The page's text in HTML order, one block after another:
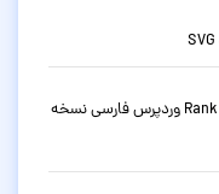
دانلود افزونه سئو حرفه ای رنک مث Rank Math Pro وردپرس فارسی نسخه